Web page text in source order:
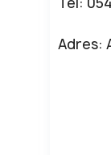
Adres: